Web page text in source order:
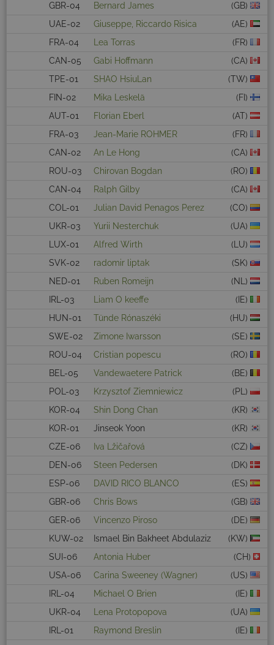
GBR-04
Bernard James
(GB)
UAE-02
Giuseppe, Riccardo Risica
(AE)
FRA-04
Lea Torras
(FR)
CAN-05
Gabi Hoffmann
(CA)
TPE-01
SHAO HsiuLan
(TW)
FIN-02
Mika Leskelä
(FI)
AUT-01
Florian Eberl
(AT)
FRA-03
Jean-Marie ROHMER
(FR)
CAN-02
An Le Hong
(CA)
ROU-03
Chirovan Bogdan
(RO)
CAN-04
Ralph Gilby
(CA)
COL-01
Julian David Penagos Perez
(CO)
UKR-03
Yurii Nesterchuk
(UA)
LUX-01
Alfred Wirth
(LU)
SVK-02
radomir liptak
(SK)
NED-01
Ruben Romeijn
(NL)
IRL-03
Liam O keeffe
(IE)
HUN-01
Tünde Rónaszéki
(HU)
SWE-02
Zimone Iwarsson
(SE)
ROU-04
Cristian popescu
(RO)
BEL-05
Vandewaetere Patrick
(BE)
POL-03
Krzysztof Ziemniewicz
(PL)
KOR-04
Shin Dong Chan
(KR)
KOR-01
Jinseok Yoon
(KR)
CZE-06
Iva Lžičařová
(CZ)
DEN-06
Steen Pedersen
(DK)
ESP-06
DAVID RICO BLANCO
(ES)
GBR-06
Chris Bows
(GB)
GER-06
Vincenzo Piroso
(DE)
KUW-02
Ismael Bin Bakheet Abdulaziz
(KW)
SUI-06
Antonia Huber
(CH)
USA-06
Carina Sweeney (Wagner)
(US)
IRL-04
Michael O Brien
(IE)
UKR-04
Lena Protopopova
(UA)
IRL-01
Raymond Breslin
(IE)